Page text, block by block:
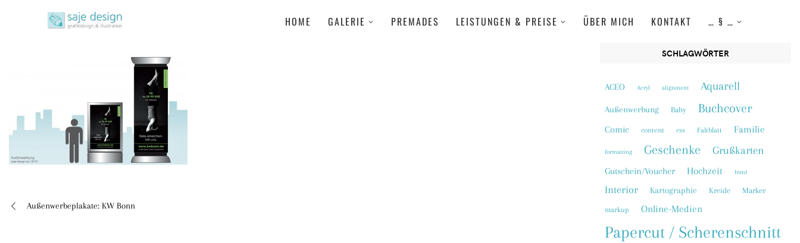
saje design bonn
grafikdesign | buchgestaltung | illustration HOME GALERIE PREMADES LEISTUNGEN & PREISE ÜBER MICH KONTAKT … § …
Beitragsnavigation
Außenwerbeplakate: KW Bonn
SCHLAGWÖRTER
ACEO Acryl alignment Aquarell
Außenwerbung Baby Buchcover
Comic content css Faltblatt Familie
formatting Geschenke Grußkarten
Gutschein/Voucher Hochzeit html
Interior Kartographie Kreide Marker
markup Online-Medien
Papercut / Scherenschnitt